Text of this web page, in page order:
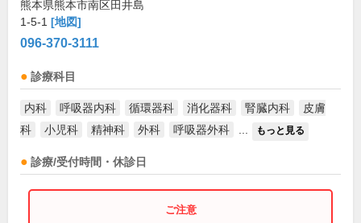
熊本県熊本市南区田井島
1-5-1 [地図]
096-370-3111
診療科目
内科 呼吸器内科 循環器科 消化器科 腎臓内科
皮膚
科
小児科 精神科 外科 呼吸器外科 もっと見る
診療/受付時間・休診日